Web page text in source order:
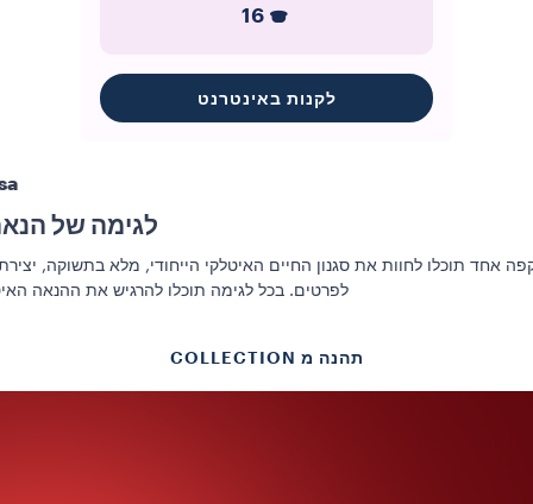
16
לקנות באינטרנט
לגימה של
אחד תוכלו לחוות את סגנון החיים האיטלקי הייחודי, מלא בתשוקה,
לפרטים. בכל לגימה תוכלו להרגיש את ההנאה
תהנה מ COLLECTION